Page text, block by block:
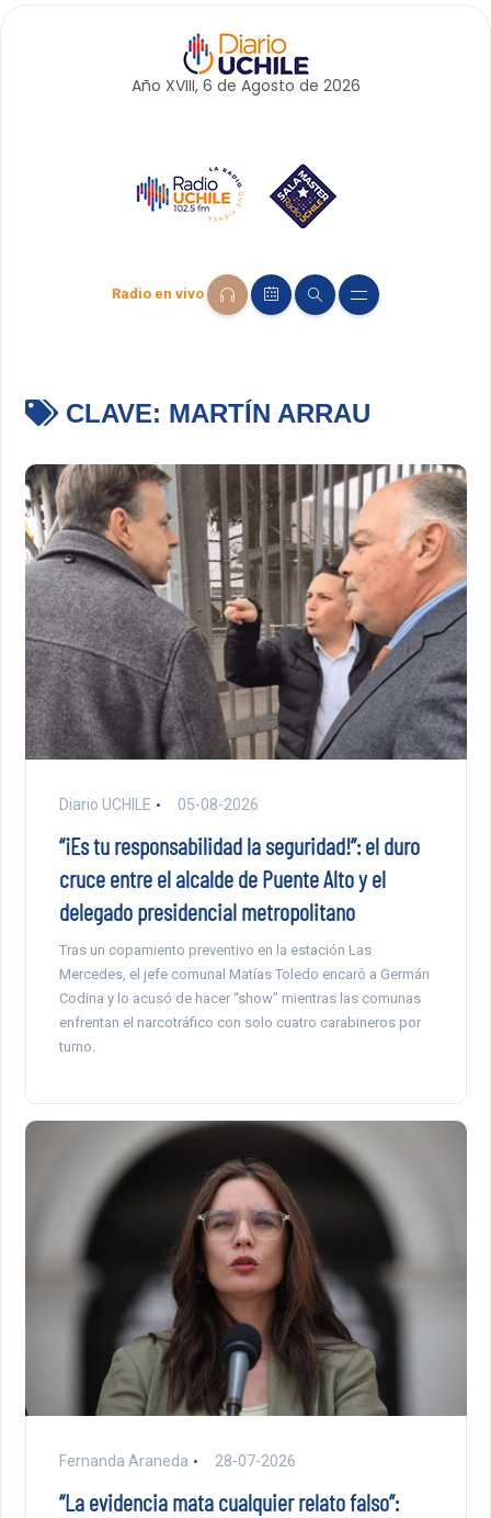
Año XVIII, 6 de Agosto de 2026
Radio en vivo
CLAVE: MARTÍN ARRAU
Diario UCHILE 05-08-2026
“¡Es tu responsabilidad la seguridad!”: el duro
cruce entre el alcalde de Puente Alto y el
delegado presidencial metropolitano
Tras un copamiento preventivo en la estación Las
Mercedes, el jefe comunal Matías Toledo encaró a Germán
Codina y lo acusó de hacer “show” mientras las comunas
enfrentan el narcotráfico con solo cuatro carabineros por
turno.
Fernanda Araneda 28-07-2026
“La evidencia mata cualquier relato falso”: